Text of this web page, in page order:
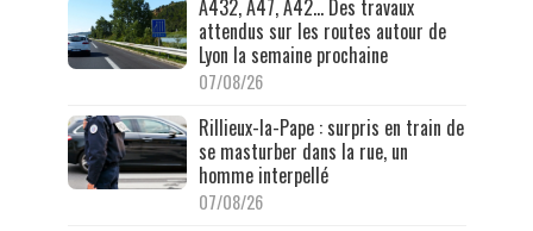
A432, A47, A42… Des travaux
attendus sur les routes autour de
Lyon la semaine prochaine
07/08/26
Rillieux-la-Pape : surpris en train de
se masturber dans la rue, un
homme interpellé
07/08/26